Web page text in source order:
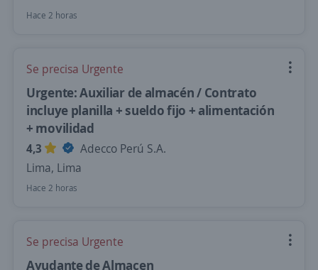
Hace 2 horas
Se precisa Urgente
Urgente: Auxiliar de almacén / Contrato
incluye planilla + sueldo fijo + alimentación
+ movilidad
4,3
Adecco Perú S.A.
Lima, Lima
Hace 2 horas
Se precisa Urgente
Ayudante de Almacen